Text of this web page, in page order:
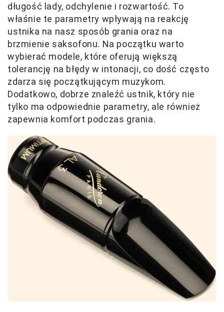
długość lady, odchylenie i rozwartość. To
właśnie te parametry wpływają na reakcję
ustnika na nasz sposób grania oraz na
brzmienie saksofonu. Na początku warto
wybierać modele, które oferują większą
tolerancję na błędy w intonacji, co dość często
zdarza się początkującym muzykom.
Dodatkowo, dobrze znaleźć ustnik, który nie
tylko ma odpowiednie parametry, ale również
zapewnia komfort podczas grania.